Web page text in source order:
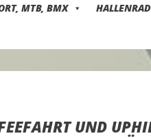
MTB, BMX
UND